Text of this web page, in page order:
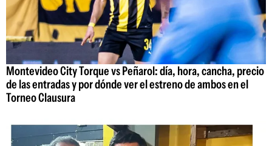
Montevideo City Torque vs Peñarol: día, hora, cancha, precio
de las entradas y por dónde ver el estreno de ambos en el
Torneo Clausura